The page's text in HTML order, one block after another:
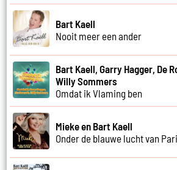
Bart Kaell
Nooit meer een ander
Bart Kaell, Garry Hagger, De
Willy Sommers
Omdat ik Vlaming ben
Mieke en Bart Kaell
Onder de blauwe lucht van